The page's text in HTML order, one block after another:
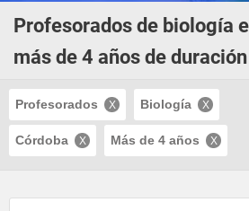
Profesorados de biología
más de 4 años de duración
Profesorados Biología
Córdoba Más de 4 años